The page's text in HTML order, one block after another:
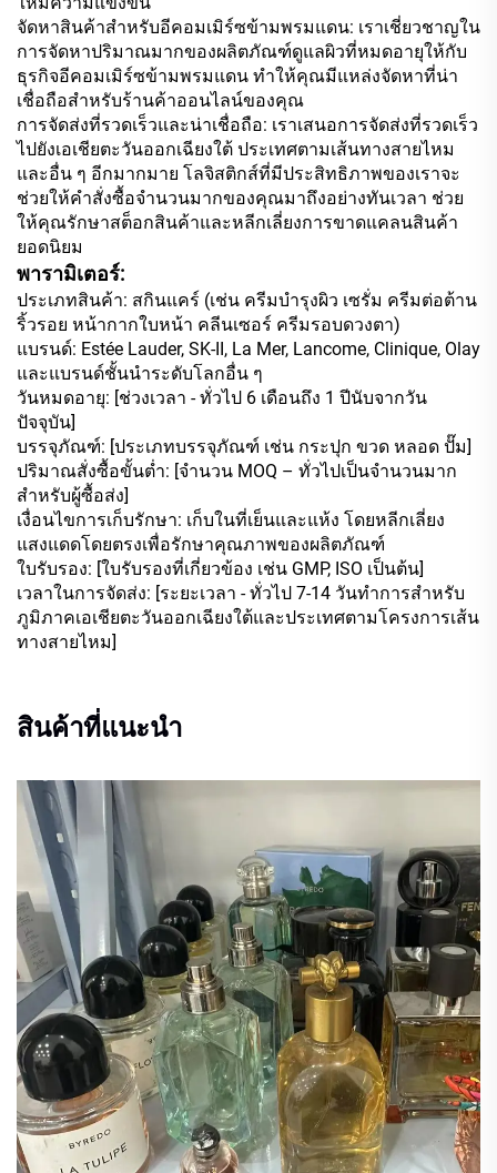
จัดหาสินค้าสำหรับอีคอมเมิร์ซข้ามพรมแดน: เราเชี่ยวชาญใน
การจัดหาปริมาณมากของผลิตภัณฑ์ดูแลผิวที่หมดอายุให้กับ
ธุรกิจอีคอมเมิร์ซข้ามพรมแดน ทำให้คุณมีแหล่งจัดหาที่น่า
เชื่อถือสำหรับร้านค้าออนไลน์ของคุณ
การจัดส่งที่รวดเร็วและน่าเชื่อถือ: เราเสนอการจัดส่งที่รวดเร็ว
ไปยังเอเชียตะวันออกเฉียงใต้ ประเทศตามเส้นทางสายไหม
และอื่น ๆ อีกมากมาย โลจิสติกส์ที่มีประสิทธิภาพของเราจะ
ช่วยให้คำสั่งซื้อจำนวนมากของคุณมาถึงอย่างทันเวลา ช่วย
ให้คุณรักษาสต็อกสินค้าและหลีกเลี่ยงการขาดแคลนสินค้า
ยอดนิยม
พารามิเตอร์:
ประเภทสินค้า: สกินแคร์ (เช่น ครีมบำรุงผิว เซรั่ม ครีมต่อต้าน
ริ้วรอย หน้ากากใบหน้า คลีนเซอร์ ครีมรอบดวงตา)
แบรนด์: Estée Lauder, SK-II, La Mer, Lancome, Clinique, Olay
และแบรนด์ชั้นนำระดับโลกอื่น ๆ
วันหมดอายุ: [ช่วงเวลา - ทั่วไป 6 เดือนถึง 1 ปีนับจากวัน
ปัจจุบัน]
บรรจุภัณฑ์: [ประเภทบรรจุภัณฑ์ เช่น กระปุก ขวด หลอด ปั๊ม]
ปริมาณสั่งซื้อขั้นต่ำ: [จำนวน MOQ – ทั่วไปเป็นจำนวนมาก
สำหรับผู้ซื้อส่ง]
เงื่อนไขการเก็บรักษา: เก็บในที่เย็นและแห้ง โดยหลีกเลี่ยง
แสงแดดโดยตรงเพื่อรักษาคุณภาพของผลิตภัณฑ์
ใบรับรอง: [ใบรับรองที่เกี่ยวข้อง เช่น GMP, ISO เป็นต้น]
เวลาในการจัดส่ง: [ระยะเวลา - ทั่วไป 7-14 วันทำการสำหรับ
ภูมิภาคเอเชียตะวันออกเฉียงใต้และประเทศตามโครงการเส้น
ทางสายไหม]
สินค้าที่แนะนำ